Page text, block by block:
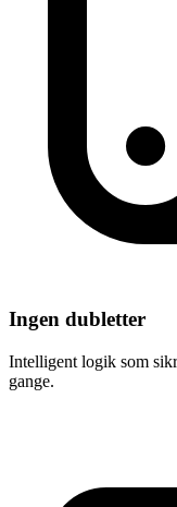
Ingen dubletter
Intelligent logik som
gange.